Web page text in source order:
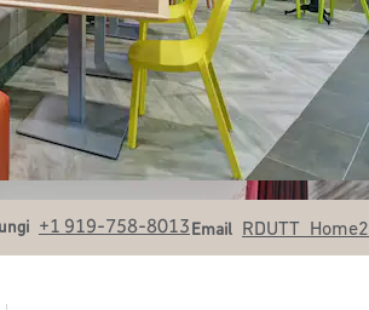
+1 919-758-8013Email
Email RDUTT_Home2